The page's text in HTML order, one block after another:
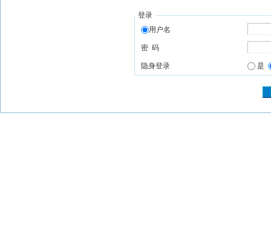
登录
用户名
密 码
隐身登录 是